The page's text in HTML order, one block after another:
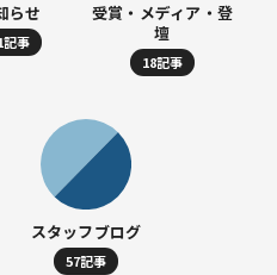
らせ
記事
受賞・メディア・登
壇
18記事
スタッフブログ
57記事